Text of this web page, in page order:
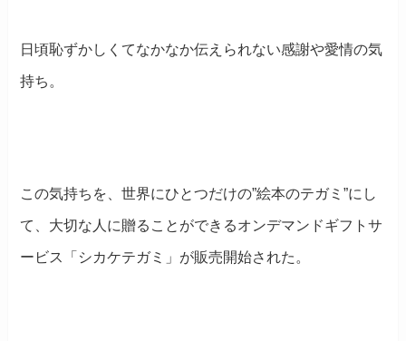
日頃恥ずかしくてなかなか伝えられない感謝や愛情の気
持ち。
この気持ちを、世界にひとつだけの”絵本のテガミ”にし
て、大切な人に贈ることができるオンデマンドギフトサ
ービス「シカケテガミ」が販売開始された。